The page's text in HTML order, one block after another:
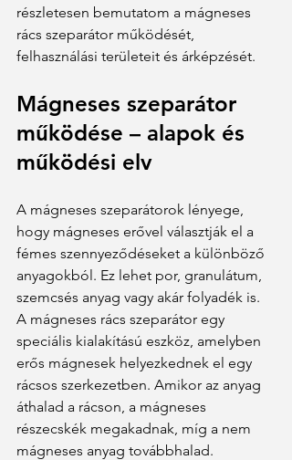
részletesen bemutatom a mágneses
rács szeparátor működését,
felhasználási területeit és árképzését.
Mágneses szeparátor
működése – alapok és
működési elv
A mágneses szeparátorok lényege,
hogy mágneses erővel választják el a
fémes szennyeződéseket a különböző
anyagokból. Ez lehet por, granulátum,
szemcsés anyag vagy akár folyadék is.
A mágneses rács szeparátor egy
speciális kialakítású eszköz, amelyben
erős mágnesek helyezkednek el egy
rácsos szerkezetben. Amikor az anyag
áthalad a rácson, a mágneses
részecskék megakadnak, míg a nem
mágneses anyag továbbhalad.